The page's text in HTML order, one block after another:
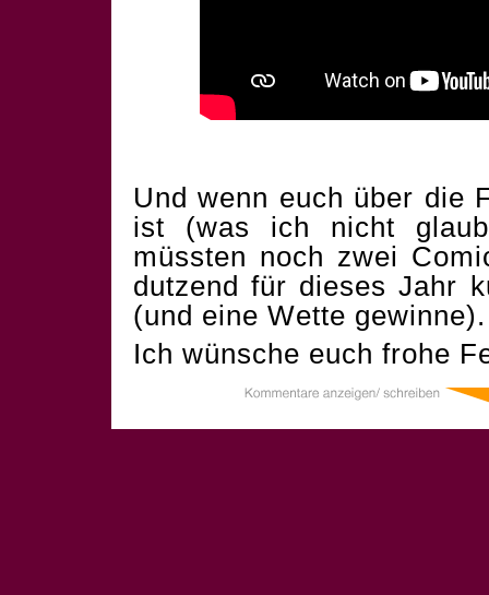
Und wenn euch über die
ist (was ich nicht
müssten noch zwei
dutzend für dieses Jahr
(und eine Wette
Ich wünsche euch frohe